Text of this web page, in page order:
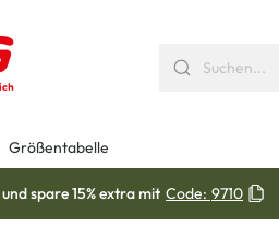
Größentabelle
und spare 15% extra mit Code: 9710